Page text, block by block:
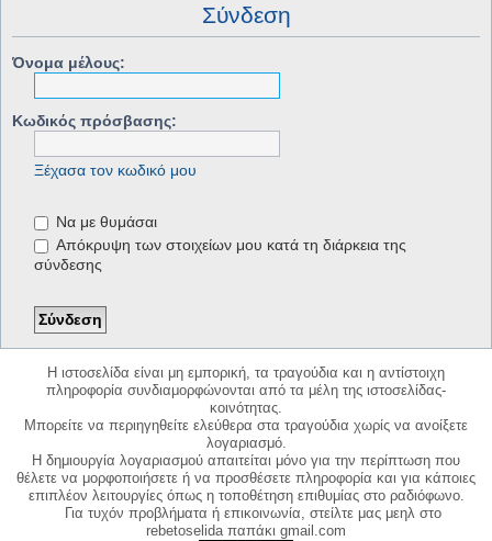
Σύνδεση
Όνομα μέλους:
Κωδικός πρόσβασης:
Ξέχασα τον κωδικό μου
Να με θυμάσαι
Απόκρυψη των στοιχείων μου κατά τη διάρκεια της
σύνδεσης
Η ιστοσελίδα είναι μη εμπορική, τα τραγούδια και η αντίστοιχη
πληροφορία συνδιαμορφώνονται από τα μέλη της ιστοσελίδας-
κοινότητας.
Μπορείτε να περιηγηθείτε ελεύθερα στα τραγούδια χωρίς να ανοίξετε
λογαριασμό.
Η δημιουργία λογαριασμού απαιτείται μόνο για την περίπτωση που
θέλετε να μορφοποιήσετε ή να προσθέσετε πληροφορία και για κάποιες
επιπλέον λειτουργίες όπως η τοποθέτηση επιθυμίας στο ραδιόφωνο.
Για τυχόν προβλήματα ή επικοινωνία, στείλτε μας μεηλ στο
rebetoselida παπάκι gmail.com